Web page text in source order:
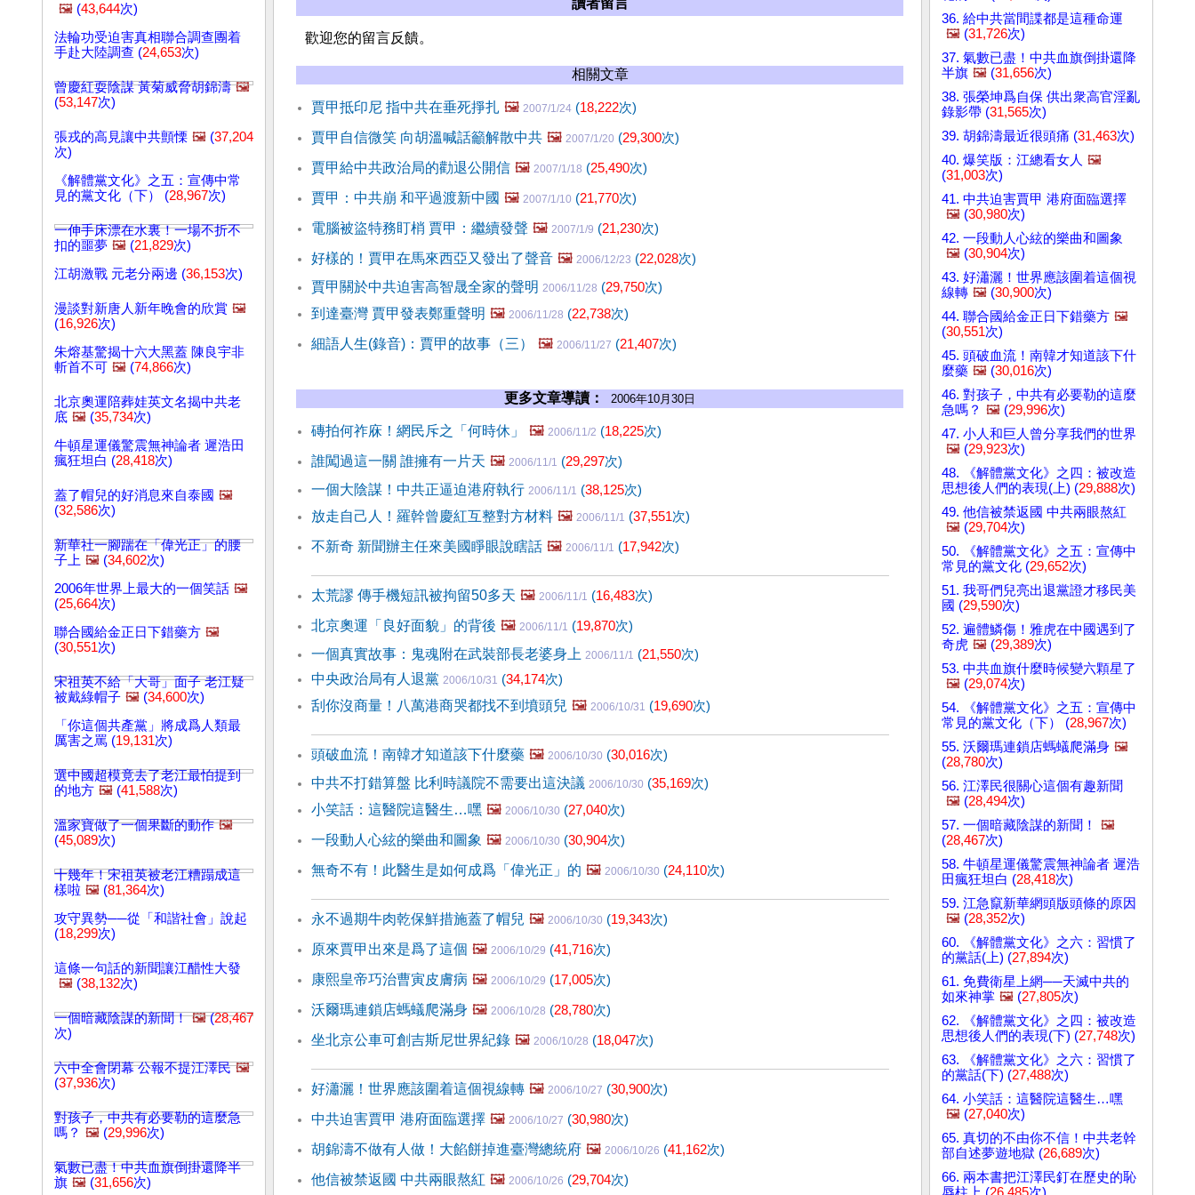
🖼️ (43,644次)
法輪功受迫害真相聯合調查團着
手赴大陸調查 (24,653次)
曾慶紅耍陰謀 黃菊威脅胡錦濤 🖼️
(53,147次)
張戎的高見讓中共顫慄 🖼️ (37,204
次)
《解體黨文化》之五：宣傳中常
見的黨文化（下） (28,967次)
一伸手床漂在水裏！一場不折不
扣的噩夢 🖼️ (21,829次)
江胡激戰 元老分兩邊 (36,153次)
漫談對新唐人新年晚會的欣賞 🖼️
(16,926次)
朱熔基驚揭十六大黑蓋 陳良宇非
斬首不可 🖼️ (74,866次)
北京奧運陪葬娃英文名揭中共老
底 🖼️ (35,734次)
牛頓星運儀驚震無神論者 遲浩田
瘋狂坦白 (28,418次)
蓋了帽兒的好消息來自泰國 🖼️
(32,586次)
新華社一腳踹在「偉光正」的腰
子上 🖼️ (34,602次)
2006年世界上最大的一個笑話 🖼️
(25,664次)
聯合國給金正日下錯藥方 🖼️
(30,551次)
宋祖英不給「大哥」面子 老江疑
被戴綠帽子 🖼️ (34,600次)
「你這個共產黨」將成爲人類最
厲害之罵 (19,131次)
選中國超模竟去了老江最怕提到
的地方 🖼️ (41,588次)
溫家寶做了一個果斷的動作 🖼️
(45,089次)
十幾年！宋祖英被老江糟蹋成這
樣啦 🖼️ (81,364次)
攻守異勢──從「和諧社會」說起
(18,299次)
這條一句話的新聞讓江醋性大發
🖼️ (38,132次)
一個暗藏陰謀的新聞！ 🖼️(28,467
次)
六中全會閉幕 公報不提江澤民 🖼️
(37,936次)
對孩子，中共有必要勒的這麼急
嗎？ 🖼️ (29,996次)
氣數已盡！中共血旗倒掛還降半
旗 🖼️ (31,656次)
讀者留言
歡迎您的留言反饋。
相關文章
賈甲抵印尼 指中共在垂死掙扎 🖼️ 2007/1/24 (18,222次)
賈甲自信微笑 向胡溫喊話籲解散中共 🖼️ 2007/1/20 (29,300次)
賈甲給中共政治局的勸退公開信 🖼️ 2007/1/18 (25,490次)
賈甲：中共崩 和平過渡新中國 🖼️ 2007/1/10 (21,770次)
電腦被盜特務盯梢 賈甲：繼續發聲 🖼️ 2007/1/9 (21,230次)
好樣的！賈甲在馬來西亞又發出了聲音 🖼️ 2006/12/23 (22,028次)
賈甲關於中共迫害高智晟全家的聲明 2006/11/28 (29,750次)
到達臺灣 賈甲發表鄭重聲明 🖼️ 2006/11/28 (22,738次)
細語人生(錄音)：賈甲的故事（三）
🖼️ 2006/11/27 (21,407次)
更多文章導讀： 2006年10月30日
磚拍何祚庥！網民斥之「何時休」 🖼️ 2006/11/2 (18,225次)
誰闖過這一關 誰擁有一片天 🖼️ 2006/11/1 (29,297次)
一個大陰謀！中共正逼迫港府執行 2006/11/1 (38,125次)
放走自己人！羅幹曾慶紅互整對方材料 🖼️ 2006/11/1 (37,551次)
不新奇 新聞辦主任來美國睜眼說瞎話 🖼️ 2006/11/1 (17,942次)
太荒謬 傳手機短訊被拘留50多天 🖼️ 2006/11/1 (16,483次)
北京奧運「良好面貌」的背後 🖼️ 2006/11/1 (19,870次)
一個真實故事：鬼魂附在武裝部長老婆身上 2006/11/1 (21,550次)
中央政治局有人退黨 2006/10/31 (34,174次)
刮你沒商量！八萬港商哭都找不到墳頭兒 🖼️ 2006/10/31 (19,690次)
頭破血流！南韓才知道該下什麼藥 🖼️ 2006/10/30 (30,016次)
中共不打錯算盤 比利時議院不需要出這決議 2006/10/30 (35,169次)
小笑話：這醫院這醫生…嘿 🖼️ 2006/10/30 (27,040次)
一段動人心絃的樂曲和圖象 🖼️ 2006/10/30 (30,904次)
無奇不有！此醫生是如何成爲「偉光正」的 🖼️ 2006/10/30 (24,110次)
永不過期牛肉乾保鮮措施蓋了帽兒 🖼️ 2006/10/30 (19,343次)
原來賈甲出來是爲了這個 🖼️ 2006/10/29 (41,716次)
康熙皇帝巧治曹寅皮膚病 🖼️ 2006/10/29 (17,005次)
沃爾瑪連鎖店螞蟻爬滿身 🖼️ 2006/10/28 (28,780次)
坐北京公車可創吉斯尼世界紀錄 🖼️ 2006/10/28 (18,047次)
好瀟灑！世界應該圍着這個視線轉 🖼️ 2006/10/27 (30,900次)
中共迫害賈甲 港府面臨選擇 🖼️ 2006/10/27 (30,980次)
胡錦濤不做有人做！大餡餅掉進臺灣總統府 🖼️ 2006/10/26 (41,162次)
他信被禁返國 中共兩眼熬紅 🖼️ 2006/10/26 (29,704次)
36. 給中共當間諜都是這種命運
🖼️ (31,726次)
37. 氣數已盡！中共血旗倒掛還降
半旗 🖼️ (31,656次)
38. 張榮坤爲自保 供出衆高官淫亂
錄影帶 (31,565次)
39. 胡錦濤最近很頭痛 (31,463次)
40. 爆笑版：江總看女人 🖼️
(31,003次)
41. 中共迫害賈甲 港府面臨選擇
🖼️ (30,980次)
42. 一段動人心絃的樂曲和圖象
🖼️ (30,904次)
43. 好瀟灑！世界應該圍着這個視
線轉 🖼️ (30,900次)
44. 聯合國給金正日下錯藥方 🖼️
(30,551次)
45. 頭破血流！南韓才知道該下什
麼藥 🖼️ (30,016次)
46. 對孩子，中共有必要勒的這麼
急嗎？ 🖼️ (29,996次)
47. 小人和巨人曾分享我們的世界
🖼️ (29,923次)
48. 《解體黨文化》之四：被改造
思想後人們的表現(上) (29,888次)
49. 他信被禁返國 中共兩眼熬紅
🖼️ (29,704次)
50. 《解體黨文化》之五：宣傳中
常見的黨文化 (29,652次)
51. 我哥們兒亮出退黨證才移民美
國 (29,590次)
52. 遍體鱗傷！雅虎在中國遇到了
奇虎 🖼️ (29,389次)
53. 中共血旗什麼時候變六顆星了
🖼️ (29,074次)
54. 《解體黨文化》之五：宣傳中
常見的黨文化（下） (28,967次)
55. 沃爾瑪連鎖店螞蟻爬滿身 🖼️
(28,780次)
56. 江澤民很關心這個有趣新聞
🖼️ (28,494次)
57. 一個暗藏陰謀的新聞！
🖼️
(28,467次)
58. 牛頓星運儀驚震無神論者 遲浩
田瘋狂坦白 (28,418次)
59. 江急竄新華網頭版頭條的原因
🖼️ (28,352次)
60. 《解體黨文化》之六：習慣了
的黨話(上) (27,894次)
61. 免費衛星上網──天滅中共的
如來神掌 🖼️ (27,805次)
62. 《解體黨文化》之四：被改造
思想後人們的表現(下) (27,748次)
63. 《解體黨文化》之六：習慣了
的黨話(下) (27,488次)
64. 小笑話：這醫院這醫生…嘿
🖼️ (27,040次)
65. 真切的不由你不信！中共老幹
部自述夢遊地獄 (26,689次)
66. 兩本書把江澤民釘在歷史的恥
辱柱上 (26,485次)